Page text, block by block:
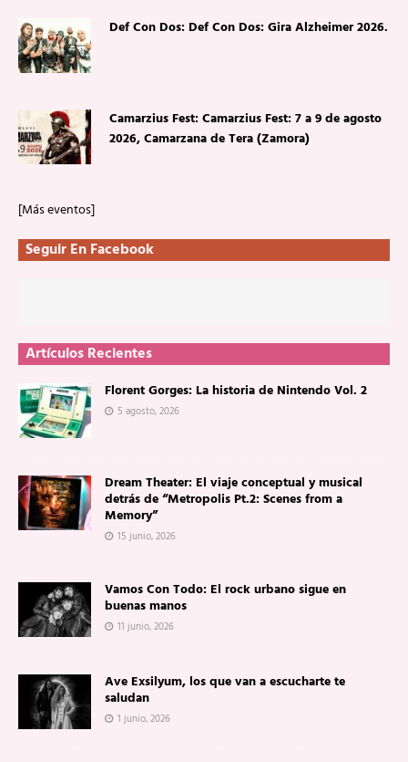
Def Con Dos: Def Con Dos: Gira Alzheimer 2026.
Camarzius Fest: Camarzius Fest: 7 a 9 de agosto
2026, Camarzana de Tera (Zamora)
[Más eventos]
Seguir En Facebook
Artículos Recientes
Florent Gorges: La historia de Nintendo Vol. 2
5 agosto, 2026
Dream Theater: El viaje conceptual y musical
detrás de “Metropolis Pt.2: Scenes from a
Memory”
15 junio, 2026
Vamos Con Todo: El rock urbano sigue en
buenas manos
11 junio, 2026
Ave Exsilyum, los que van a escucharte te
saludan
1 junio, 2026